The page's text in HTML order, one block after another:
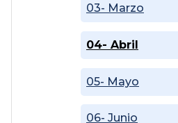
03- Marzo
04- Abril
05- Mayo
06- Junio